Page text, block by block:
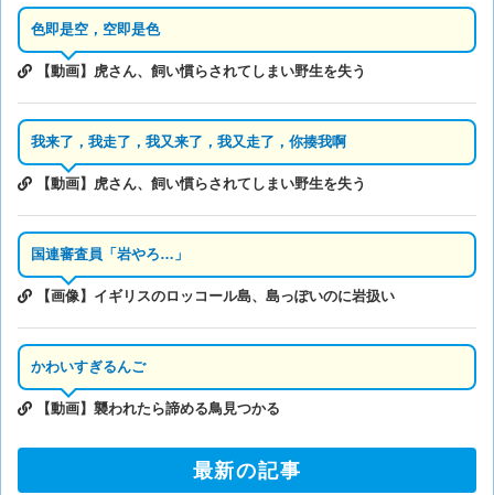
色即是空，空即是色
【動画】虎さん、飼い慣らされてしまい野生を失う
我来了，我走了，我又来了，我又走了，你揍我啊
【動画】虎さん、飼い慣らされてしまい野生を失う
国連審査員「岩やろ…」
【画像】イギリスのロッコール島、島っぽいのに岩扱い
かわいすぎるんご
【動画】襲われたら諦める鳥見つかる
最新の記事